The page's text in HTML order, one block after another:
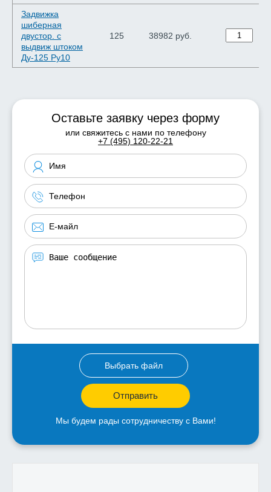
Задвижка
шиберная
двустор. с
выдвиж штоком
Ду-125 Ру10
125 38982 руб.
Оставьте заявку через форму
или свяжитесь с нами по телефону
+7 (495) 120-22-21
Выбрать файл
Отправить
Мы будем рады сотрудничеству с Вами!